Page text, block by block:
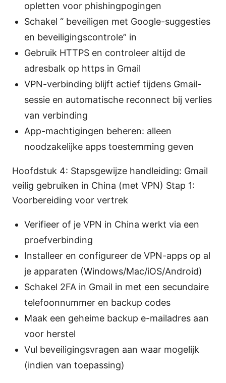
opletten voor phishingpogingen
Schakel “ beveiligen met Google-suggesties
en beveiligingscontrole” in
Gebruik HTTPS en controleer altijd de
adresbalk op https in Gmail
VPN-verbinding blijft actief tijdens Gmail-
sessie en automatische reconnect bij verlies
van verbinding
App-machtigingen beheren: alleen
noodzakelijke apps toestemming geven
Hoofdstuk 4: Stapsgewijze handleiding: Gmail
veilig gebruiken in China (met VPN) Stap 1:
Voorbereiding voor vertrek
Verifieer of je VPN in China werkt via een
proefverbinding
Installeer en configureer de VPN-apps op al
je apparaten (Windows/Mac/iOS/Android)
Schakel 2FA in Gmail in met een secundaire
telefoonnummer en backup codes
Maak een geheime backup e-mailadres aan
voor herstel
Vul beveiligingsvragen aan waar mogelijk
(indien van toepassing)